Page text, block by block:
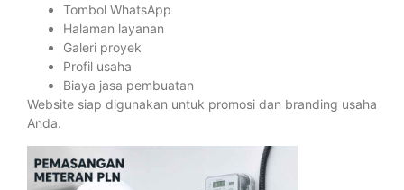
Tombol WhatsApp
Halaman layanan
Galeri proyek
Profil usaha
Biaya jasa pembuatan
Website siap digunakan untuk promosi dan branding usaha
Anda.